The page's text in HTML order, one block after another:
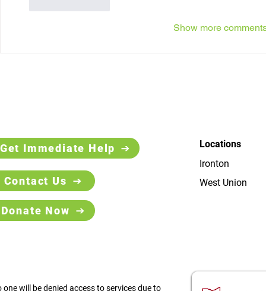
Show more
Get Immediate Help
Contact Us
Donate Now
Locations
Ironton
West Union
one will be denied access to services due to